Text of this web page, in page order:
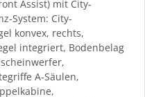
Assist) mit City-
System: City-
konvex, rechts,
integriert, Bodenbelag
A-Säulen,